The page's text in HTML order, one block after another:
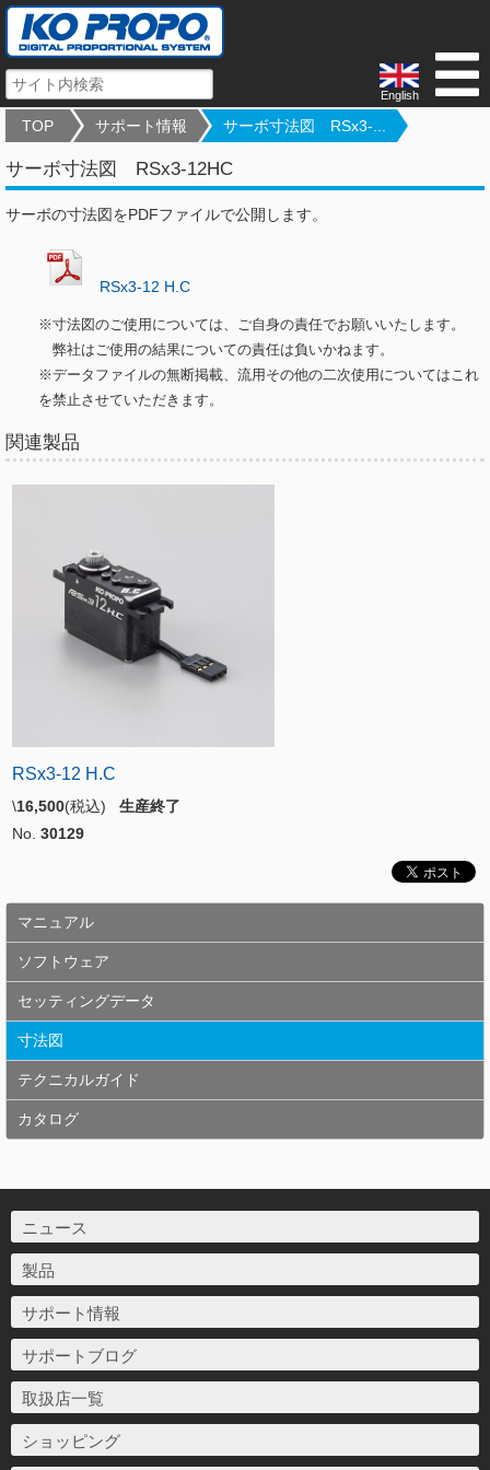
English
TOP サポート情報 サーボ寸法図 RSx3-...
サーボ寸法図 RSx3-12HC
サーボの寸法図をPDFファイルで公開します。
RSx3-12 H.C
※寸法図のご使用については、ご自身の責任でお願いいたします。
弊社はご使用の結果についての責任は負いかねます。
※データファイルの無断掲載、流用その他の二次使用についてはこれ
を禁止させていただきます。
関連製品
RSx3-12 H.C
\16,500(税込) 生産終了
No. 30129
マニュアル
ソフトウェア
セッティングデータ
寸法図
テクニカルガイド
カタログ
ニュース
製品
サポート情報
サポートブログ
取扱店一覧
ショッピング